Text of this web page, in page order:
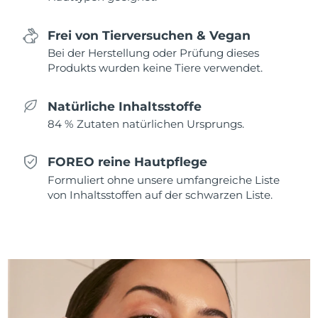
Frei von Tierversuchen & Vegan
Bei der Herstellung oder Prüfung dieses
Produkts wurden keine Tiere verwendet.
Natürliche Inhaltsstoffe
84 % Zutaten natürlichen Ursprungs.
FOREO reine Hautpflege
Formuliert ohne unsere umfangreiche Liste
von Inhaltsstoffen auf der schwarzen Liste.
Singapur Erwartete Lieferung
Slowenien Erwartete Lieferung
Südafrika Erwartete Lieferung
Südkorea Erwartete Lieferung 8/10/26
Schweden
Erwartete Lieferung